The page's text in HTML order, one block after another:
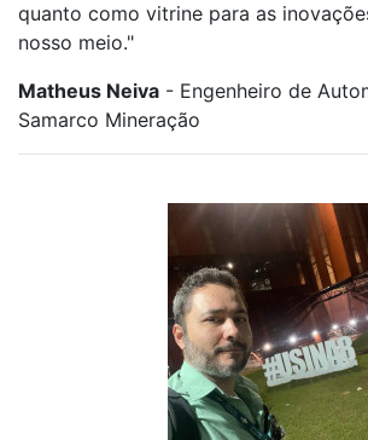
quanto como vitrine para as
nosso meio."
Matheus Neiva - Engenheiro de
Samarco Mineração